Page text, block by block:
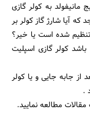
به کولر گازی
که آیا شارژ گاز کولر بر
شده است یا خیر؟
کولر گازی اسپلیت
از جابه جایی و یا کولر
.
مطالعه نمایید.